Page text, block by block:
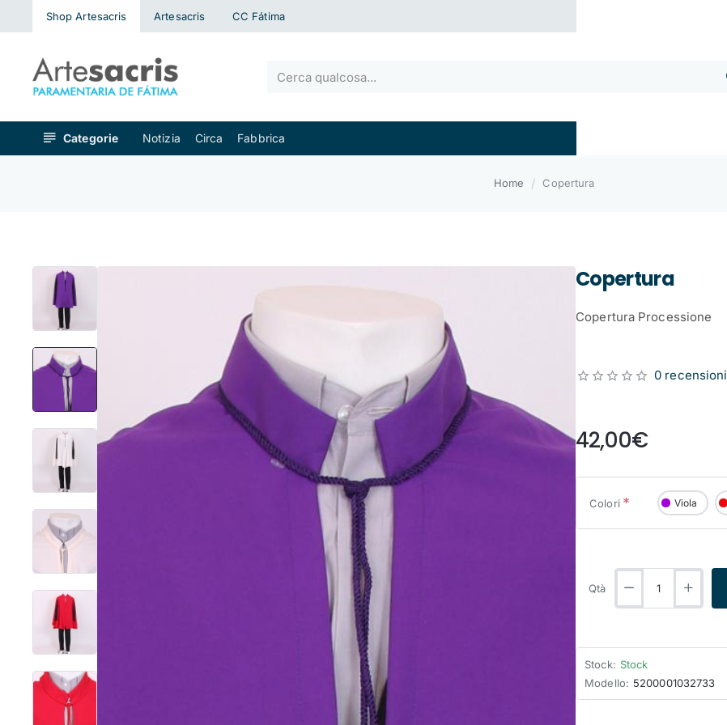
Shop Artesacris Artesacris CC Fátima
Cerca
Categorie Notizia Circa Fabbrica
Home homeCopertura
Copertura
Copertura Processione
Stock: Stock
Modello: 5200001032733
0 recensioni
42,00€
Colori Viola
Qtà